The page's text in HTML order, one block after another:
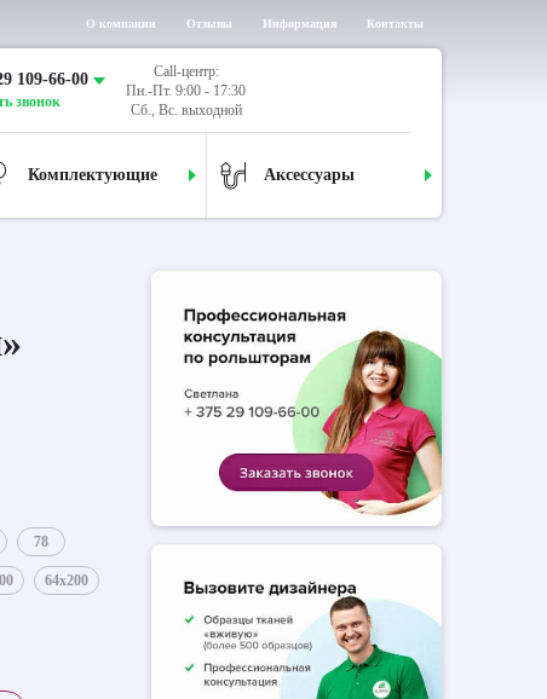
О компании Отзывы Информация Контакты
109-66-00
звонок
Call-центр:
Пн.-Пт. 9:00 - 17:30
Сб., Вс. выходной
Комплектующие Аксессуары
78
64x200